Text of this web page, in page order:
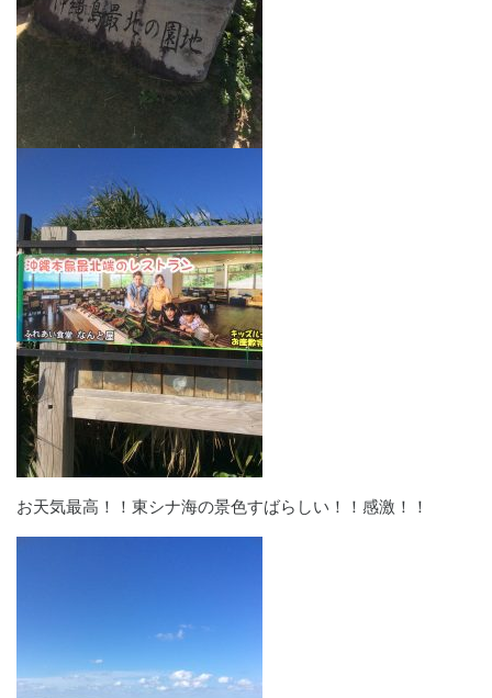
お天気最高！！東シナ海の景色すばらしい！！感激！！